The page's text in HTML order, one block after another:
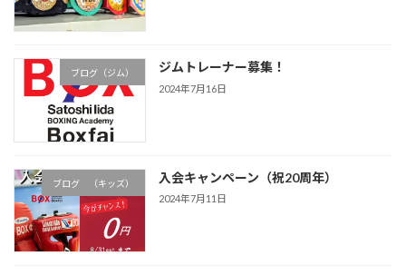
ブログ（ジム） ジムトレーナー募集！
2024年7月16日
ブログ （キッズ） 入会キャンペーン（祝20周年）
2024年7月11日